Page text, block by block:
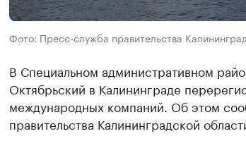
Фото: Пресс-служба правительства
В Специальном административном
Октябрьский в Калининграде
международных компаний. Об этом
правительства Калининградской